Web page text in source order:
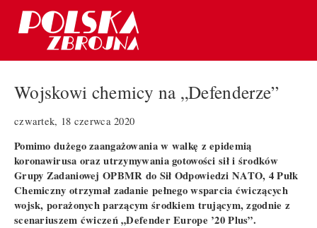
Wojskowi chemicy na „Defenderze”
czwartek, 18 czerwca 2020
Pomimo dużego zaangażowania w walkę z epidemią
koronawirusa oraz utrzymywania gotowości sił i środków
Grupy Zadaniowej OPBMR do Sił Odpowiedzi NATO, 4 Pułk
Chemiczny otrzymał zadanie pełnego wsparcia ćwiczących
wojsk, porażonych parzącym środkiem trującym, zgodnie z
scenariuszem ćwiczeń „Defender Europe ’20 Plus”.